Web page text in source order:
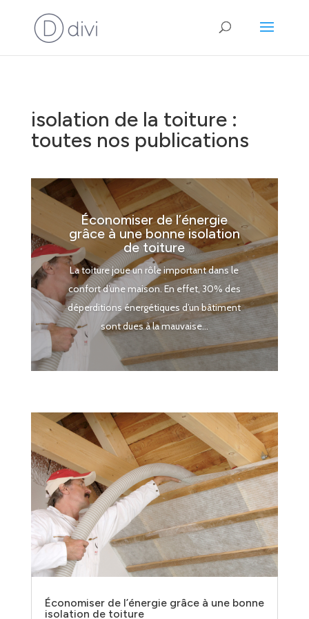
isolation de la toiture :
toutes nos publications
Économiser de l’énergie
grâce à une bonne isolation
de toiture
La toiture joue un rôle important dans le
confort d’une maison. En effet, 30% des
déperditions énergétiques d’un bâtiment
sont dues à la mauvaise...
Économiser de l’énergie grâce à une bonne
isolation de toiture